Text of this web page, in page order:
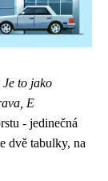
Je to jako
E
- jedinečná
dvě tabulky, na